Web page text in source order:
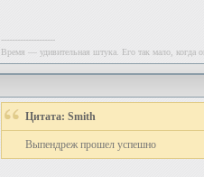
--------------------
Время — удивительная штука. Его так мало, когда
Цитата: Smith
Выпендреж прошел успешно